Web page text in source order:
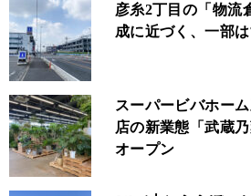
彦糸2丁目の「物流
成に近づく、一部
スーパービバホー
店の新業態「武蔵
オープン